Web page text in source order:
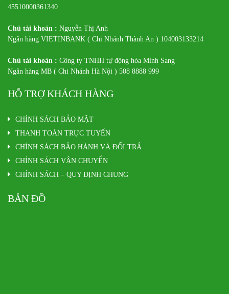
45510000361340
Chủ tài khoản : Nguyễn Thị Anh
Ngân hàng VIETINBANK ( Chi Nhánh Thành An ) 104003133214
Chủ tài khoản : Công ty TNHH tự động hóa Minh Sang
Ngân hàng MB ( Chi Nhánh Hà Nội ) 508 8888 999
HỖ TRỢ KHÁCH HÀNG
CHÍNH SÁCH BẢO MẬT
THANH TOÁN TRỰC TUYẾN
CHÍNH SÁCH BẢO HÀNH VÀ ĐỔI TRẢ
CHÍNH SÁCH VẬN CHUYỂN
CHÍNH SÁCH – QUY ĐỊNH CHUNG
BẢN ĐỒ